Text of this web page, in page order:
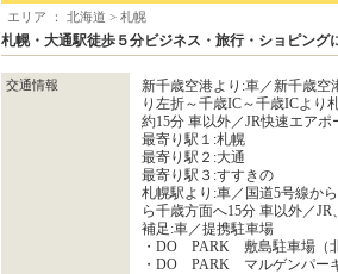
エリア ： 北海道 > 札幌
札幌・大通駅徒歩５分ビジネス・旅行・ショピング
交通情報
新千歳空港より:車／新千歳
り左折～千歳IC～千歳ICよ
約15分 車以外／JR快速エア
最寄り駅１:札幌
最寄り駅２:大通
最寄り駅３:すすきの
札幌駅より:車／国道5号線か
ら千歳方面へ15分 車以外／
補足:車／提携駐車場
・DO PARK 敷島駐車場（北
・DO PARK マルゲンパーキ